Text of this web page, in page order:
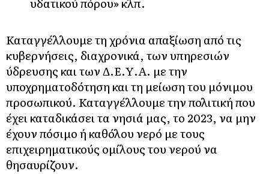
Καταγγέλλουμε τη χρόνια απαξίωση από τις
κυβερνήσεις, διαχρονικά, των υπηρεσιών
ύδρευσης και των Δ.Ε.Υ.Α. με την
υποχρηματοδότηση και τη μείωση του μόνιμου
προσωπικού. Καταγγέλλουμε την πολιτική που
έχει καταδικάσει τα νησιά μας, το 2023, να μην
έχουν πόσιμο ή καθόλου νερό με τους
επιχειρηματικούς ομίλους του νερού να
θησαυρίζουν.